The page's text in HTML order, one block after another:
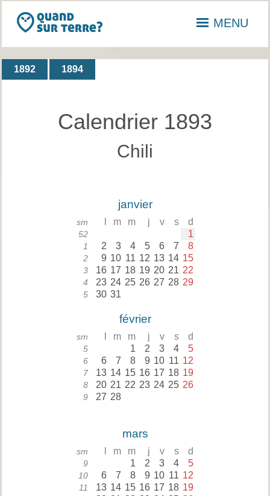
MENU
1892 1894
Calendrier 1893
Chili
janvier
sm m m j v s d
52 1
1 2 3 4 5 6 7 8
2 9 10 11 12 13 14 15
3 16 17 18 19 20 21 22
4 23 24 25 26 27 28 29
5 30 31
février
sm m m j v s d
5 1 2 3 4 5
6 6 7 8 9 10 11 12
7 13 14 15 16 17 18 19
8 20 21 22 23 24 25 26
9 27 28
mars
sm m m j v s d
9 1 2 3 4 5
10 6 7 8 9 10 11 12
11 13 14 15 16 17 18 19